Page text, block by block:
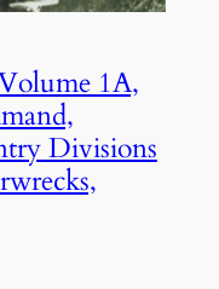
1A,
Divisions